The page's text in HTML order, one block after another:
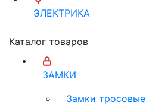
ЭЛЕКТРИКА
Каталог товаров
ЗАМКИ
Замки тросовые